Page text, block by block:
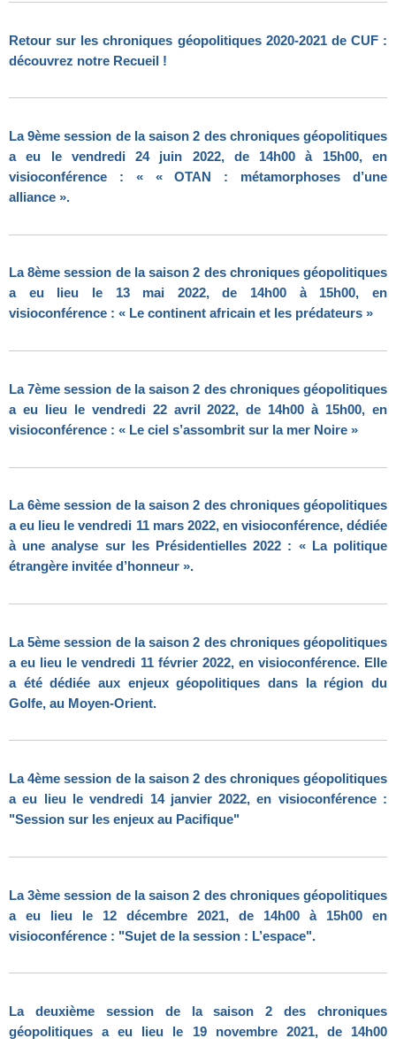
Retour sur les chroniques géopolitiques 2020-2021 de CUF :
découvrez notre Recueil !
La 9ème session de la saison 2 des chroniques géopolitiques
a eu le vendredi 24 juin 2022, de 14h00 à 15h00, en
visioconférence : « « OTAN : métamorphoses d’une
alliance ».
La 8ème session de la saison 2 des chroniques géopolitiques
a eu lieu le 13 mai 2022, de 14h00 à 15h00, en
visioconférence : « Le continent africain et les prédateurs »
La 7ème session de la saison 2 des chroniques géopolitiques
a eu lieu le vendredi 22 avril 2022, de 14h00 à 15h00, en
visioconférence : « Le ciel s’assombrit sur la mer Noire »
La 6ème session de la saison 2 des chroniques géopolitiques
a eu lieu le vendredi 11 mars 2022, en visioconférence, dédiée
à une analyse sur les Présidentielles 2022 : « La politique
étrangère invitée d’honneur ».
La 5ème session de la saison 2 des chroniques géopolitiques
a eu lieu le vendredi 11 février 2022, en visioconférence. Elle
a été dédiée aux enjeux géopolitiques dans la région du
Golfe, au Moyen-Orient.
La 4ème session de la saison 2 des chroniques géopolitiques
a eu lieu le vendredi 14 janvier 2022, en visioconférence :
"Session sur les enjeux au Pacifique"
La 3ème session de la saison 2 des chroniques géopolitiques
a eu lieu le 12 décembre 2021, de 14h00 à 15h00 en
visioconférence : "Sujet de la session : L’espace".
La deuxième session de la saison 2 des chroniques
géopolitiques a eu lieu le 19 novembre 2021, de 14h00